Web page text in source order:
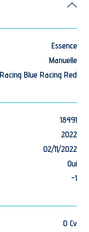
Essence
Manuelle
Blue Racing Red
18491
2022
02/11/2022
Oui
-1
0 Cv